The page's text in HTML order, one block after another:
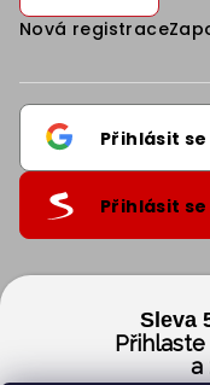
Nová registrace
Přihlásit
Přihlásit
Informace
Obchodní podmínky
Sleva
a